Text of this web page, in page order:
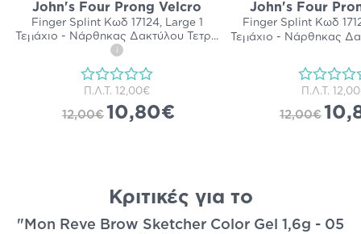
John's Four Prong Velcro
Finger Splint Κωδ 17124, Large 1
Τεμάχιο - Νάρθηκας Δακτύλου Τετρ...
i
Π.Λ.Τ. 12,00€
12,00€ 10,80€
John's Four
Finger Splint Κωδ
Τεμάχιο - Νάρθηκας
Π.Λ.Τ.
12,00€
Κριτικές για το
"Mon Reve Brow Sketcher Color Gel 1,6g - 05